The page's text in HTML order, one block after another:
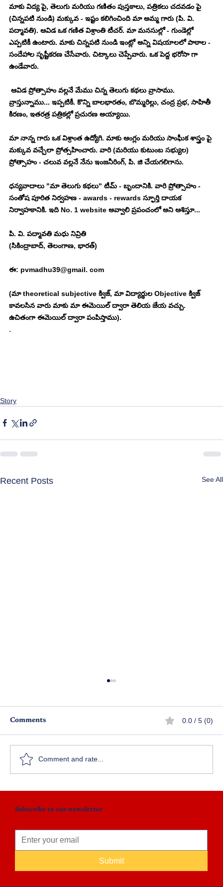
మాకు విద్య పై, తెలుగు మరియు గణితం పుస్తకాలు, పత్రికలు చదవడం పై
(చిన్నపటి నుండి) మక్కువ - ఇష్టం కలిగించింది మా అమ్మ గారు (పి. వి.
పద్మావతి). ఆవిడ ఒక గణిత విశ్రాంతి టీచర్. మా మనసుల్లో - గుండెల్లో
ఎప్పటికీ ఉంటారు. మాకు చిన్నపటి నుండి ఇంట్లో అన్ని విషయాలలో పాఠాల -
సందేహాల సృష్టీకరణ చేసేవారు. చిట్కాలు చెప్పేవారు. ఒక పెద్ద భరోసా గా
ఉండేవారు.
ఆవిడ ప్రోత్సాహం వల్లనే మేము చిన్న తెలుగు కథలు వ్రాసాము.
వ్రాస్తున్నాము... ఇప్పటికీ. కొన్ని బాలభారతం, బొమ్మరిల్లు, చంద్ర ప్రభ, సాహితీ
కిరణం, ఇతరత్ర పత్రికల్లో ప్రచురణ అయ్యాయి.
మా నాన్న గారు ఒక విశ్రాంత ఉద్యోగి. మాకు ఆంగ్లం మరియు సాంఘీక శాస్త్రం పై
మక్కువ వచ్చేలా ప్రోత్సహించారు. వారి (మరియు కుటుంబ సభ్యుల)
ప్రోత్సాహం - చలువ వల్లనే నేను ఇంజనీరింగ్, పి. జి చేయగలిగాను.
ధన్యవాదాలు "మా తెలుగు కథలు" టీమ్ - బృందానికి. వారి ప్రోత్సాహం -
సంతోష పూరిత నిర్వహణ - awards - rewards స్ఫూర్తి దాయక
నిర్వాహకానికి. ఇది No. 1 website అవ్వాలి ప్రపంచంలో అని ఆశిస్తూ...
పి. వి. పద్మావతి మధు నివ్రితి
(సికింద్రాబాద్, తెలంగాణ, భారత్)
ఈ: pvmadhu39@gmail. com
(మా theoretical subjective క్విజ్, మా విద్యార్థుల Objective క్విజ్
కావలసిన వారు మాకు మా ఈమెయిల్ ద్వారా తెలియ జేయ వచ్చు.
ఉచితంగా ఈమెయిల్ ద్వారా పంపిస్తాము).
.
Story
Recent Posts See All
ఏడు రంగుల వాన
Comments 0.0 / 5 (0)
Comment and rate...
Subscribe to our newsletter
Submit